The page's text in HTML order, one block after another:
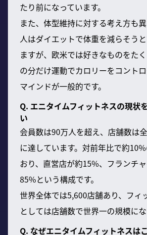
たり前になっています。
また、体型維持に対する考え方も
人はダイエットで体重を減らそう
ますが、欧米では好きなものをた
の分だけ運動でカロリーをコント
マインドが一般的です。
Q. エニタイムフィットネスの現状
い
会員数は90万人を超え、店舗数は
に達しています。対前年比で約
おり、直営店が約15%、フランチ
85%という構成です。
世界全体では5,600店舗あり、フィ
としては店舗数で世界一の規模にな
Q. なぜエニタイムフィットネスは